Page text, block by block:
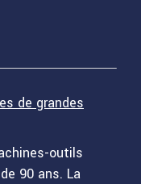
de grandes
outils
90 ans. La